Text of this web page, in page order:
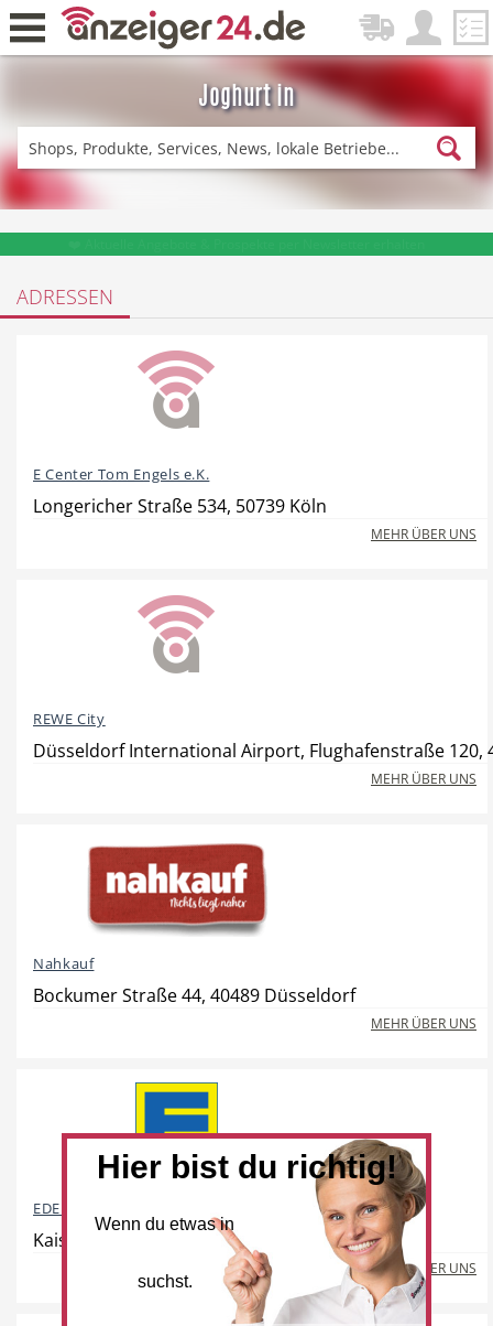
Joghurt in
Zurück
Fitness & Sport Einkaufen
DE-News News
Restaurant
Beauty & Wellness
Handwerk Sport & Freizeit
Dienstleistungen
Lokale Empfehlungen
Öffentliche Einrichtungen
ADRESSEN
E Center Tom Engels e.K.
Longericher Straße 534, 50739 Köln
MEHR ÜBER UNS
REWE City
Düsseldorf International Airport, Flughafenstraße 120,
MEHR ÜBER UNS
Nahkauf
Bockumer Straße 44, 40489 Düsseldorf
MEHR ÜBER UNS
EDEKA
Kaiserswerther Straße 270, 40474 Düsseldorf
MEHR ÜBER UNS
Hier bist du richtig!
Wenn du etwas in
suchst.